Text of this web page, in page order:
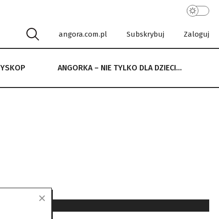
angora.com.pl Subskrybuj Zaloguj
ANGORKA – NIE TYLKO DLA DZIECI…
NIE TYLKO DLA DZIECI…